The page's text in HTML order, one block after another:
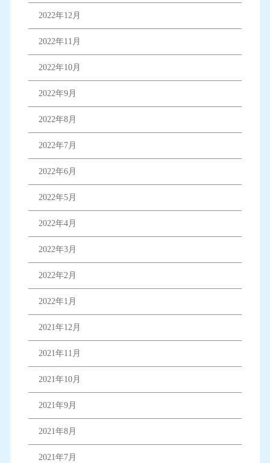
2022年12月
2022年11月
2022年10月
2022年9月
2022年8月
2022年7月
2022年6月
2022年5月
2022年4月
2022年3月
2022年2月
2022年1月
2021年12月
2021年11月
2021年10月
2021年9月
2021年8月
2021年7月